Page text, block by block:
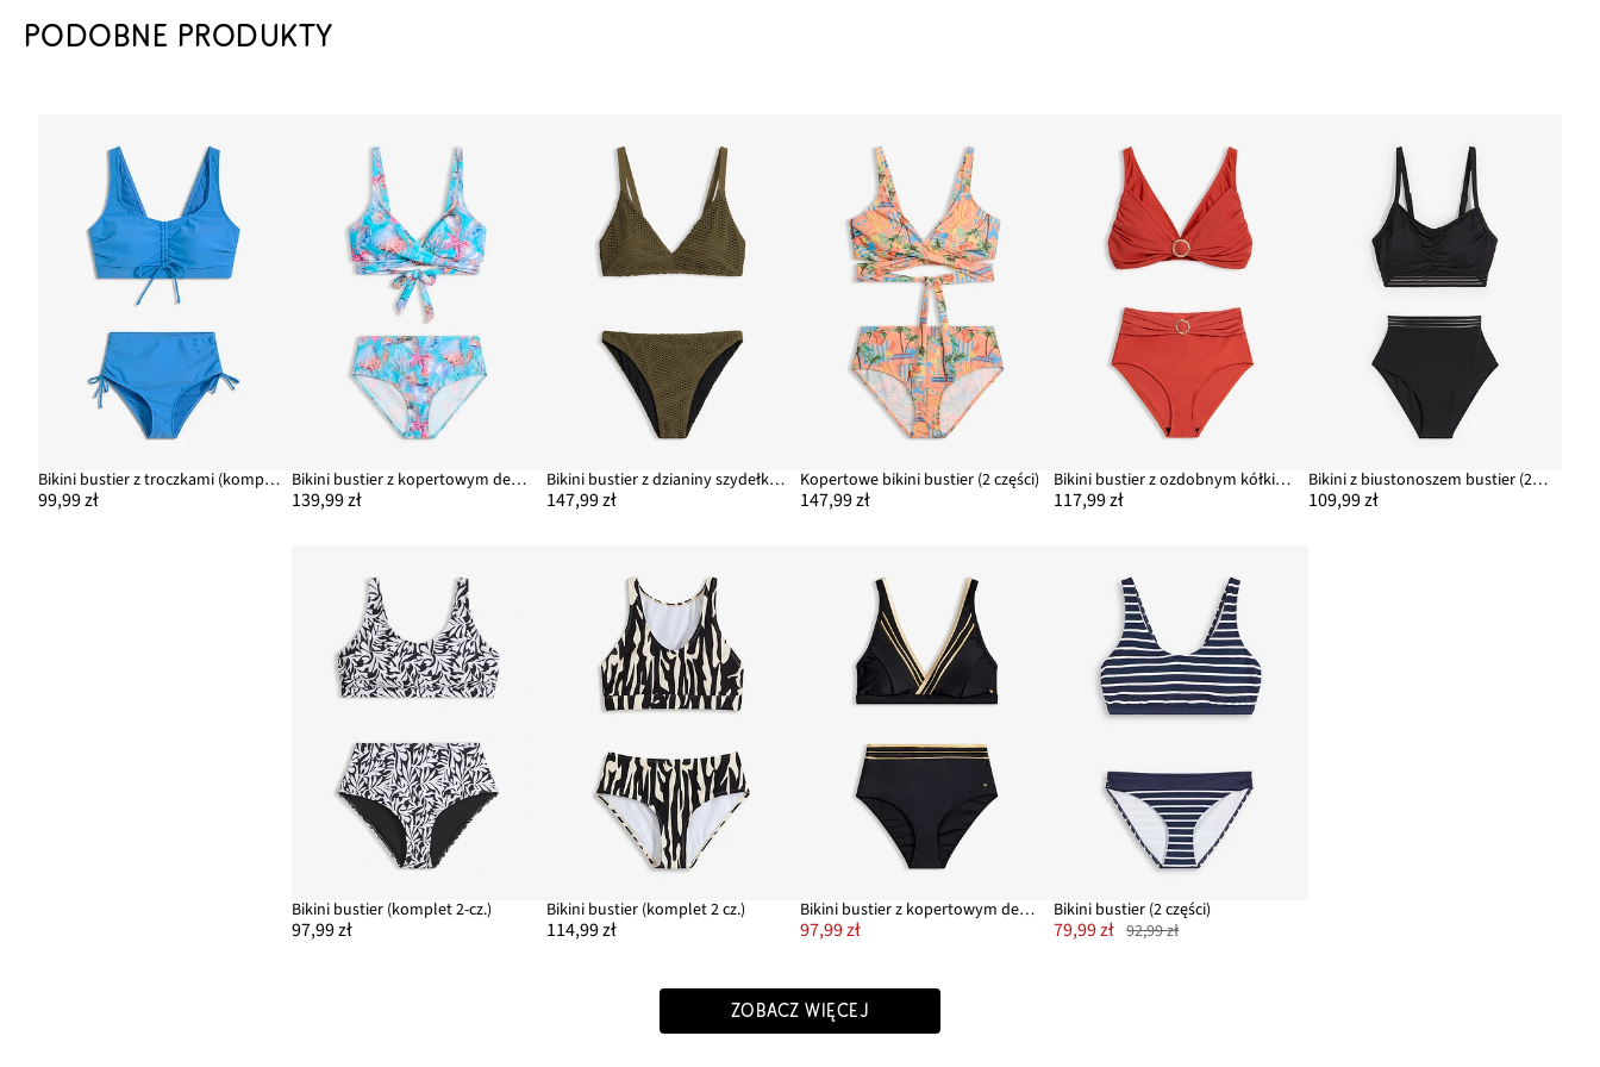
PODOBNE PRODUKTY
Bikini bustier z troczkami (komplet 2 cz.)
99,99 zł
Bikini bustier z kopertowym dekoltem (komplet 2-cz.)
139,99 zł
Bikini bustier z dzianiny szydełkowej (2 części)
147,99 zł
Kopertowe bikini bustier (2 części)
147,99 zł
Bikini bustier z ozdobnym kółkiem (2 części)
117,99 zł
Bikini z biustonoszem bustier (2 części)
109,99 zł
Bikini bustier (komplet 2-cz.)
97,99 zł
Bikini bustier (komplet 2 cz.)
114,99 zł
Bikini bustier z kopertowym dekoltem (komplet 2-cz.)
97,99 zł
Bikini bustier (2 części)
79,99 zł 92,99 zł
ZOBACZ WIĘCEJ